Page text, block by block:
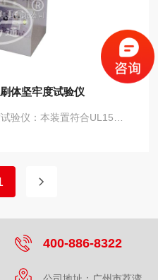
体坚牢度试验仪
400-886-8322